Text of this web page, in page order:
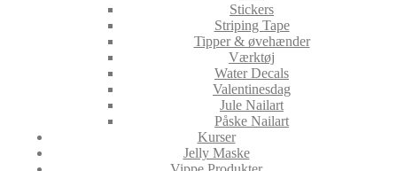
Stickers
Striping Tape
Tipper & øvehænder
Værktøj
Water Decals
Valentinesdag
Jule Nailart
Påske Nailart
Kurser
Jelly Maske